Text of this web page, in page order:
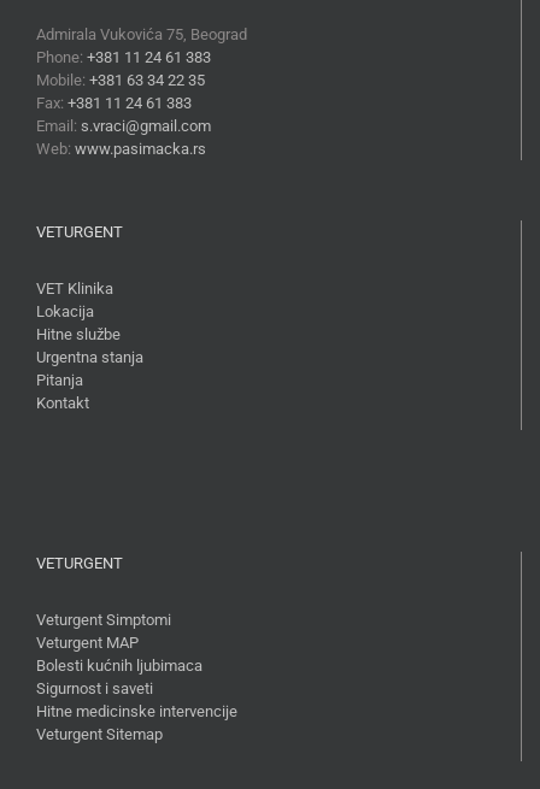
Admirala Vukovića 75, Beograd
Phone: +381 11 24 61 383
Mobile: +381 63 34 22 35
Fax: +381 11 24 61 383
Email: s.vraci@gmail.com
Web: www.pasimacka.rs
VETURGENT
VET Klinika
Lokacija
Hitne službe
Urgentna stanja
Pitanja
Kontakt
VETURGENT
Veturgent Simptomi
Veturgent MAP
Bolesti kućnih ljubimaca
Sigurnost i saveti
Hitne medicinske intervencije
Veturgent Sitemap